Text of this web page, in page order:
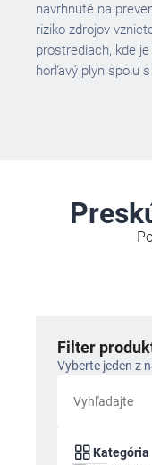
navrhnuté na
riziko zdrojov
prostrediach, kde
horľavý plyn spolu
Filter
Vyberte jeden z
Kategória